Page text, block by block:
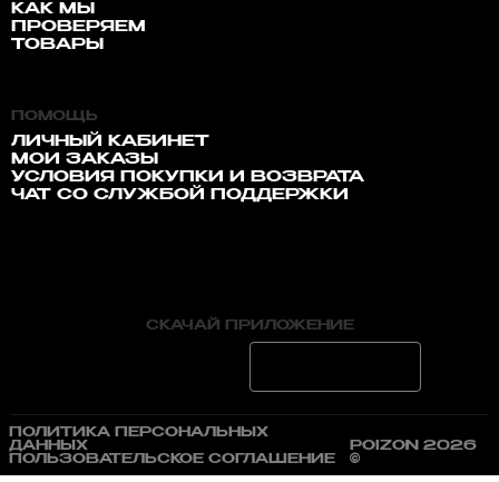
КАК МЫ
ПРОВЕРЯЕМ
ТОВАРЫ
ПОМОЩЬ
ЛИЧНЫЙ КАБИНЕТ
МОИ ЗАКАЗЫ
УСЛОВИЯ ПОКУПКИ И ВОЗВРАТА
ЧАТ СО СЛУЖБОЙ ПОДДЕРЖКИ
СКАЧАЙ ПРИЛОЖЕНИЕ
ПОЛИТИКА ПЕРСОНАЛЬНЫХ
ДАННЫХ
ПОЛЬЗОВАТЕЛЬСКОЕ СОГЛАШЕНИЕ
POIZON 2026
©